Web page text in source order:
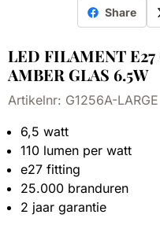
Share
LED FILAMENT
AMBER GLAS 6.5W
Artikelnr: G1256A-LARGE
6,5 watt
110 lumen per watt
e27 fitting
25.000 branduren
2 jaar garantie